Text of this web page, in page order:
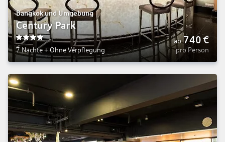
Bangkok und Umgebung
Century Park
4
7 Nächte + Ohne Verpflegung
ab 740€
pro Person